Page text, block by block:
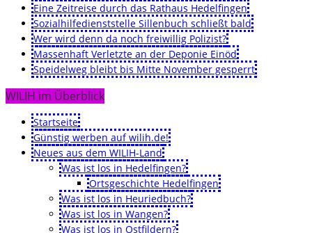
Eine Zeitreise durch das Rathaus Hedelfingen
Sozialhilfedienststelle Sillenbuch schließt bald
Wer wird denn da noch freiwillig Polizist?
Massenhaft Verletzte an der Deponie Einöd
Speidelweg bleibt bis Mitte November gesperrt
WILIH im Überblick
Startseite
Günstig werben auf wilih.de!
Neues aus dem WILIH-Land
Was ist los in Hedelfingen?
Ortsgeschichte Hedelfingen
Was ist los in Heuriedbuch?
Was ist los in Wangen?
Was ist los in Ostfildern?